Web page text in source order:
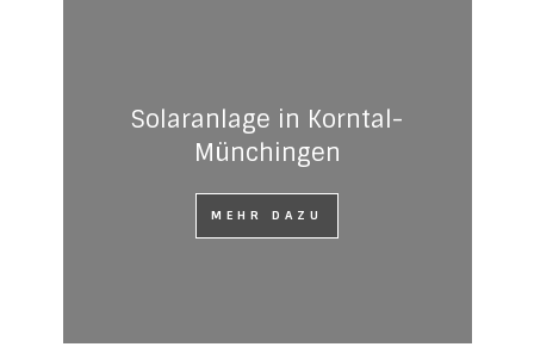
Solaranlage in Korntal-
Münchingen
MEHR DAZU